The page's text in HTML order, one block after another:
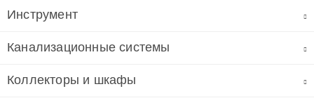
Инструмент
Канализационные системы
Коллекторы и шкафы